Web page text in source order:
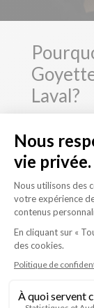
Laval?
Opter pour
choisir un
de votre
bâtie sur
positionne
projets de
Des